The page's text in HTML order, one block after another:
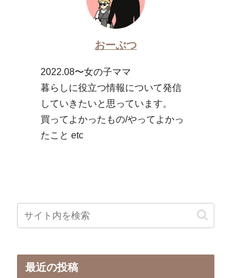
おーぶつ
2022.08〜女の子ママ
暮らしに役立つ情報について発信
していきたいと思っています。
買ってよかったもの/やってよかっ
たこと etc
最近の投稿